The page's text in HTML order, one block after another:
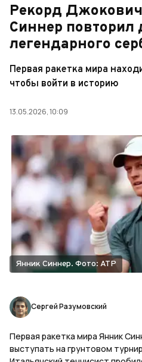
Рекорд
Синнер повторил
легендарного
Первая ракетка мира
чтобы войти в историю
13.05.2026, 10:09
Янник Синнер. Фото: ATP
Сергей Разумовский
Первая ракетка мира Янник
выступать на грунтовом